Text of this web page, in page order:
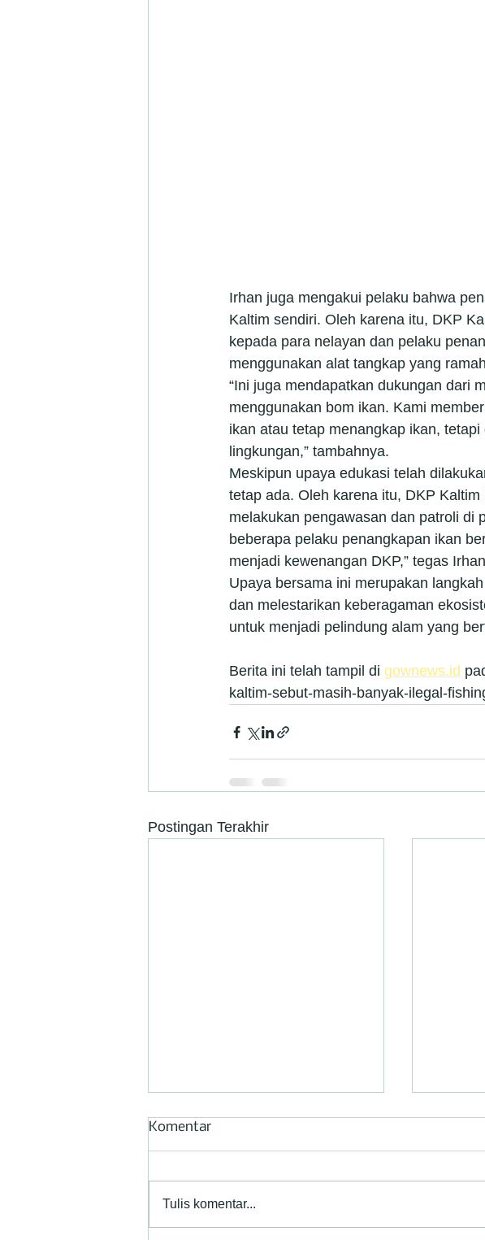
Irhan juga mengakui pelaku bahwa
Kaltim sendiri. Oleh karena itu, DKP
kepada para nelayan dan pelaku
menggunakan alat tangkap yang
“Ini juga mendapatkan dukungan dari
menggunakan bom ikan. Kami
ikan atau tetap menangkap ikan,
lingkungan,” tambahnya.
Meskipun upaya edukasi telah
tetap ada. Oleh karena itu, DKP
melakukan pengawasan dan patroli di
beberapa pelaku penangkapan ikan
menjadi kewenangan DKP,” tegas
Upaya bersama ini merupakan
dan melestarikan keberagaman
untuk menjadi pelindung alam yang
Berita ini telah tampil di gownews.id
kaltim-sebut-masih-banyak-ilegal-
Postingan Terakhir
Komentar
Tulis komentar...